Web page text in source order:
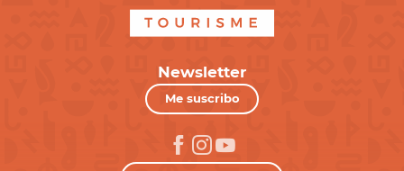
Newsletter
Me suscribo